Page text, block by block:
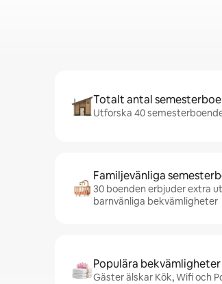
Totalt antal
Utforska 40
Familjevänliga
30 boenden erbjuder extra
barnvänliga bekvämligheter
Populära
Gäster älskar Kök, Wifi och